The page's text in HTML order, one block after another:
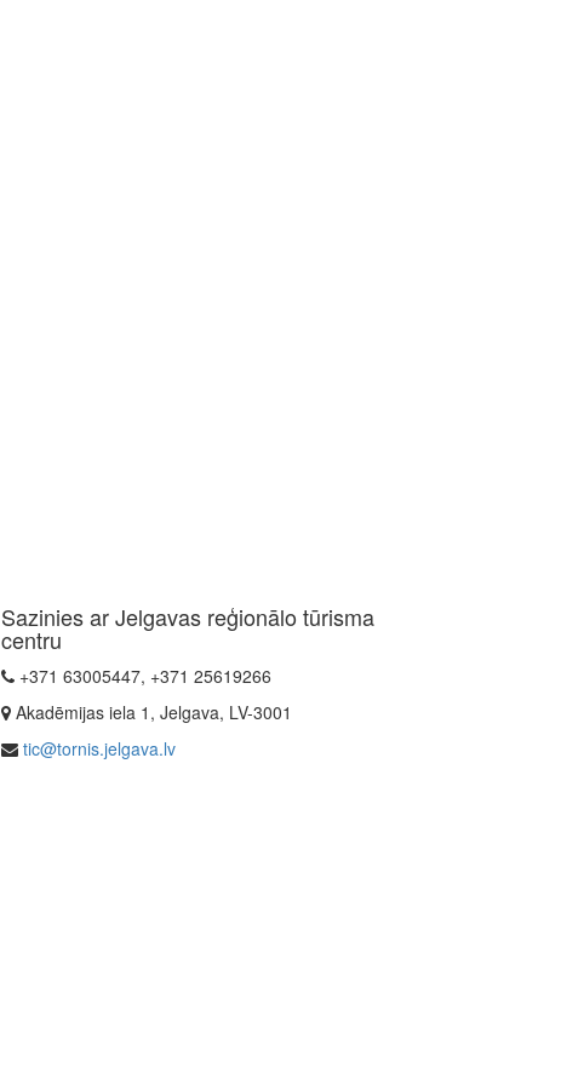
Sazinies ar Jelgavas reģionālo tūrisma
centru
+371 63005447, +371 25619266
Akadēmijas iela 1, Jelgava, LV-3001
tic@tornis.jelgava.lv